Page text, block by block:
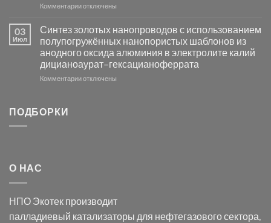
Серебра-
в
видимом
свете
с
помощью
модификации
Комментариик
серебра
с
электродов
серебра
и
отключены
03
Июл
Синтез золотых нанопроводов с использованием
полупогружённых нанопористых шаблонов из
анодного оксида алюминия в электролите калий
дицианоаурат–гексацианоферрата
Комментариик
оксида
отключены
ПОДБОРКИ
О НАС
НПО Экотек производит
палладиевый катализаторы для нефтегазового сектора,